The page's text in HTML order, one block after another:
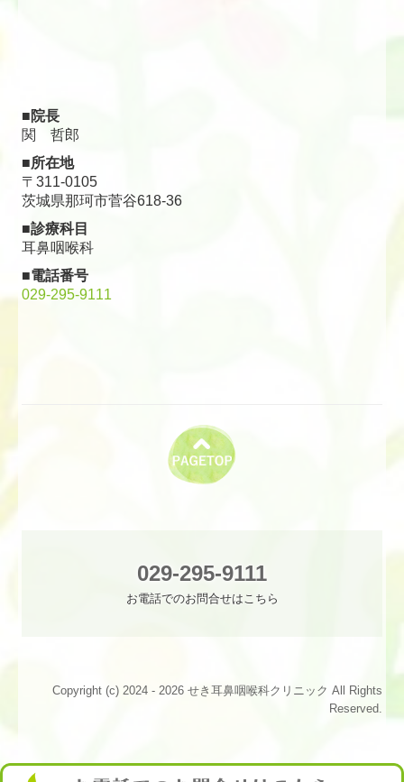
■院長
関 哲郎
■所在地
〒311-0105
茨城県那珂市菅谷618-36
■診療科目
耳鼻咽喉科
■電話番号
029-295-9111
029-295-9111
お電話でのお問合せはこちら
Copyright (c) 2024 - 2026 せき耳鼻咽喉科クリニック All Rights
Reserved.